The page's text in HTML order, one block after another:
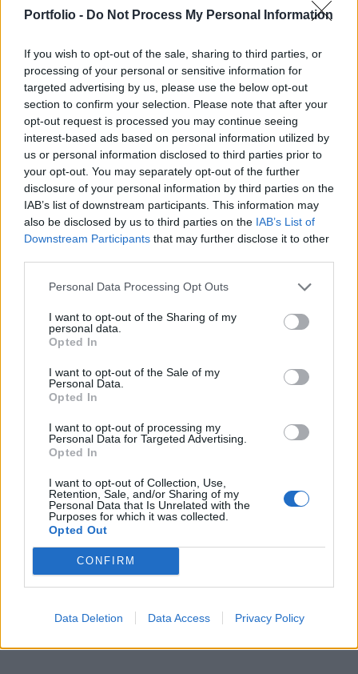
Portfolio - Do Not Process My Personal Information
If you wish to opt-out of the sale, sharing to third parties, or
processing of your personal or sensitive information for
targeted advertising by us, please use the below opt-out
section to confirm your selection. Please note that after your
opt-out request is processed you may continue seeing
interest-based ads based on personal information utilized by
us or personal information disclosed to third parties prior to
your opt-out. You may separately opt-out of the further
disclosure of your personal information by third parties on the
IAB’s list of downstream participants. This information may
also be disclosed by us to third parties on the IAB’s List of
Downstream Participants that may further disclose it to other
Personal Data Processing Opt Outs
I want to opt-out of the Sharing of my
personal data.
Opted In
I want to opt-out of the Sale of my
Personal Data.
Opted In
I want to opt-out of processing my
Personal Data for Targeted Advertising.
Opted In
I want to opt-out of Collection, Use,
Retention, Sale, and/or Sharing of my
Personal Data that Is Unrelated with the
Purposes for which it was collected.
Opted Out
CONFIRM
Data Deletion Data Access Privacy Policy
IMPACTS-EDIC európai digitális közigazgatási
cégen keresztül, amelynek célja a határokon
átívelő közszolgáltatások fejlesztése és az
Európai Unió digitális önállóságának erősítése -
közölte a Digitális Magyarország Ügynökség az
MTI-vel csütörtökön.
Financial IT 2026AI-boom, fintech innovációk, digitális
transzformáció - Merre tart a bankszektor digitális
fejlődése? Erről lesz szó május 28-án a Portfolio Financial
IT konferenciáján! Regisztráció és részletek itt!Információ
és jelentkezés A közleményben kiemelték, hogy Vass
Viktort, a Digitális Magyarország Ügynökség szakemberét,
az IMPACTS-EDIC közgyűlés egyik...
KEDVES OLVASÓNK!
A keresett cikk a portfolio.hu hírarchívumához
tartozik, melynek olvasása előfizetéses
regisztrációhoz kötött.
Az előfizetés a következőket tartalmazza:
Portfolio.hu teljes cikkarchívum
kötéslistái
MÁR ELŐFIZETŐNK VAGY?BEJELENTKEZÉS